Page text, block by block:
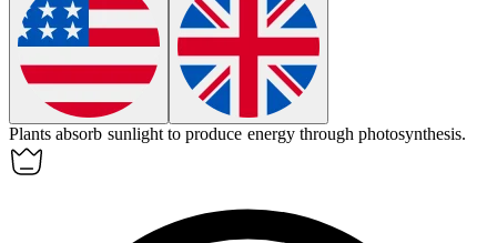
Plantsabsorb sunlight to produce energy through photosynthesis.